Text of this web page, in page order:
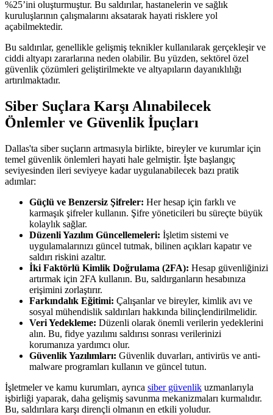
%25’ini oluşturmuştur. Bu saldırılar, hastanelerin ve sağlık
kuruluşlarının çalışmalarını aksatarak hayati risklere yol
açabilmektedir.
Bu saldırılar, genellikle gelişmiş teknikler kullanılarak gerçekleşir ve
ciddi altyapı zararlarına neden olabilir. Bu yüzden, sektörel özel
güvenlik çözümleri geliştirilmekte ve altyapıların dayanıklılığı
artırılmaktadır.
Siber Suçlara Karşı Alınabilecek
Önlemler ve Güvenlik İpuçları
Dallas'ta siber suçların artmasıyla birlikte, bireyler ve kurumlar için
temel güvenlik önlemleri hayati hale gelmiştir. İşte başlangıç
seviyesinden ileri seviyeye kadar uygulanabilecek bazı pratik
adımlar:
Güçlü ve Benzersiz Şifreler: Her hesap için farklı ve
karmaşık şifreler kullanın. Şifre yöneticileri bu süreçte büyük
kolaylık sağlar.
Düzenli Yazılım Güncellemeleri: İşletim sistemi ve
uygulamalarınızı güncel tutmak, bilinen açıkları kapatır ve
saldırı riskini azaltır.
İki Faktörlü Kimlik Doğrulama (2FA): Hesap güvenliğinizi
artırmak için 2FA kullanın. Bu, saldırganların hesabınıza
erişimini zorlaştırır.
Farkındalık Eğitimi: Çalışanlar ve bireyler, kimlik avı ve
sosyal mühendislik saldırıları hakkında bilinçlendirilmelidir.
Veri Yedekleme: Düzenli olarak önemli verilerin yedeklerini
alın. Bu, fidye yazılımı saldırısı sonrası verilerinizi
korumanıza yardımcı olur.
Güvenlik Yazılımları: Güvenlik duvarları, antivirüs ve anti-
malware programları kullanın ve güncel tutun.
İşletmeler ve kamu kurumları, ayrıca siber güvenlik uzmanlarıyla
işbirliği yaparak, daha gelişmiş savunma mekanizmaları kurmalıdır.
Bu, saldırılara karşı dirençli olmanın en etkili yoludur.